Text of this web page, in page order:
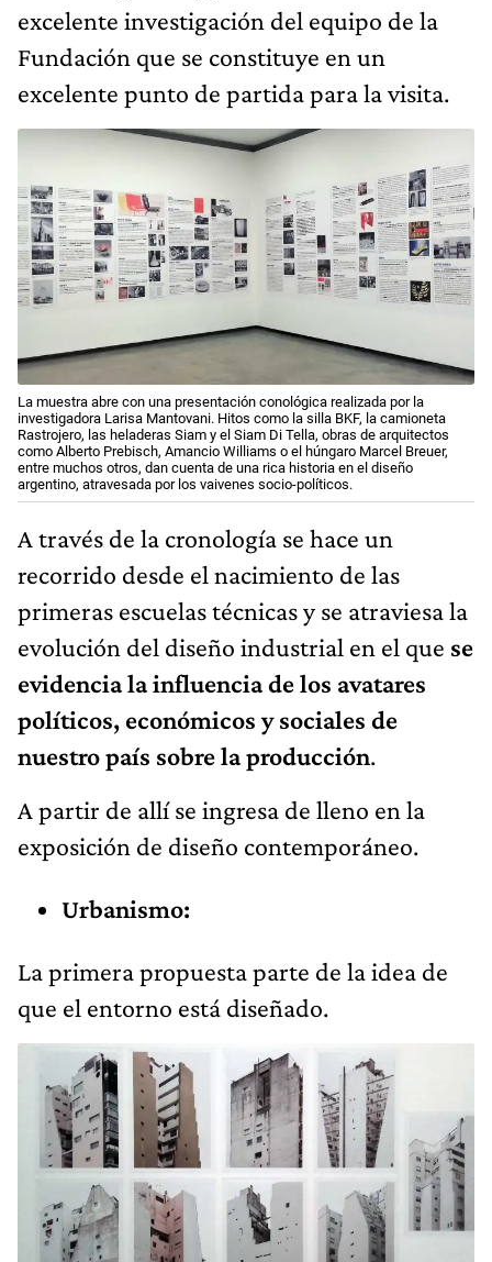
excelente investigación del equipo de la
Fundación que se constituye en un
excelente punto de partida para la visita.
La muestra abre con una presentación conológica realizada por la
investigadora Larisa Mantovani. Hitos como la silla BKF, la camioneta
Rastrojero, las heladeras Siam y el Siam Di Tella, obras de arquitectos
como Alberto Prebisch, Amancio Williams o el húngaro Marcel Breuer,
entre muchos otros, dan cuenta de una rica historia en el diseño
argentino, atravesada por los vaivenes socio-políticos.
A través de la cronología se hace un
recorrido desde el nacimiento de las
primeras escuelas técnicas y se atraviesa la
evolución del diseño industrial en el que se
evidencia la influencia de los avatares
políticos, económicos y sociales de
nuestro país sobre la producción.
A partir de allí se ingresa de lleno en la
exposición de diseño contemporáneo.
Urbanismo:
La primera propuesta parte de la idea de
que el entorno está diseñado.